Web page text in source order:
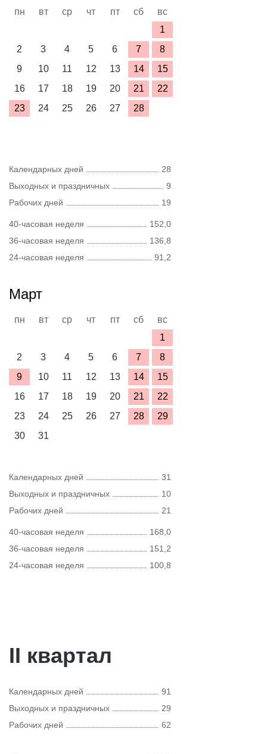
пн вт ср чт пт сб
вс
1
2
3 4 5 6 7
8
9
10 11 12 13 14
15
16
17 18 19 20 21
22
23
24 25 26 27 28
Календарных дней
28
Выходных и праздничных
9
Рабочих дней
19
40-часовая неделя
152,0
36-часовая неделя
136,8
24-часовая неделя
91,2
Март
пн вт ср чт пт сб
вс
1
2
3 4 5 6 7
8
9
10 11 12 13 14
15
16
17 18 19 20 21
22
23
24 25 26 27 28
29
30
31
Календарных дней
31
Выходных и праздничных
10
Рабочих дней
21
40-часовая неделя
168,0
36-часовая неделя
151,2
24-часовая неделя
100,8
II квартал
Календарных дней
91
Выходных и праздничных
29
Рабочих дней
62